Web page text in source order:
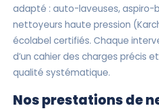
adapté : auto-laveuses, aspiro-
nettoyeurs haute pression
écolabel certifiés. Chaque
d’un cahier des charges précis
qualité systématique.
Nos prestations de